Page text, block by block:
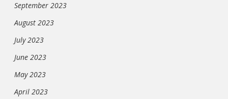
September 2023
August 2023
July 2023
June 2023
May 2023
April 2023